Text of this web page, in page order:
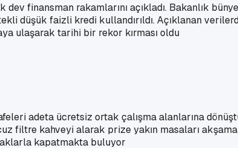
finansman rakamlarını açıkladı. Bakanlık
düşük faizli kredi kullandırıldı. Açıklanan
ulaşarak tarihi bir rekor kırması oldu
adeta ücretsiz ortak çalışma alanlarına
filtre kahveyi alarak prize yakın masaları
kapatmakta buluyor